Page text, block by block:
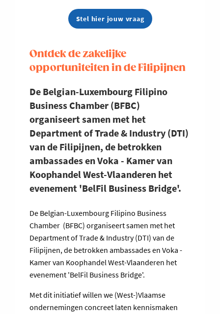
Ontdek de zakelijke
opportuniteiten in de Filipijnen
De Belgian-Luxembourg Filipino
Business Chamber (BFBC)
organiseert samen met het
Department of Trade & Industry (DTI)
van de Filipijnen, de betrokken
ambassades en Voka - Kamer van
Koophandel West-Vlaanderen het
evenement 'BelFil Business Bridge'.
De Belgian-Luxembourg Filipino Business
Chamber (BFBC) organiseert samen met het
Department of Trade & Industry (DTI) van de
Filipijnen, de betrokken ambassades en Voka -
Kamer van Koophandel West-Vlaanderen het
evenement 'BelFil Business Bridge'.
Met dit initiatief willen we (West-)Vlaamse
ondernemingen concreet laten kennismaken
Stel hier jouw vraag